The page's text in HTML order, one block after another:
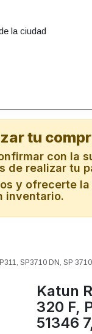
la ciudad
tu
con la
de realizar tu
y ofrecerte
inventario.
SP3710 DN, SP
Katun
320 F,
51346